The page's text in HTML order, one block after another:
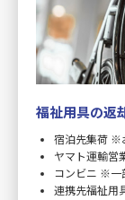
福祉用具の返
宿泊先集荷 ※
ヤマト運輸営
コンビニ ※一
連携先福祉用